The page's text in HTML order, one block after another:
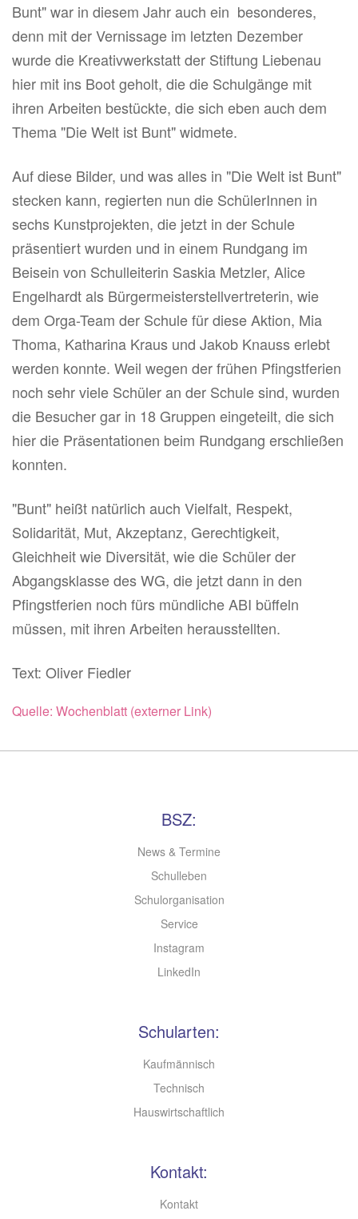
Bunt" war in diesem Jahr auch ein besonderes,
denn mit der Vernissage im letzten Dezember
wurde die Kreativwerkstatt der Stiftung Liebenau
hier mit ins Boot geholt, die die Schulgänge mit
ihren Arbeiten bestückte, die sich eben auch dem
Thema "Die Welt ist Bunt" widmete.
Auf diese Bilder, und was alles in "Die Welt ist Bunt"
stecken kann, regierten nun die SchülerInnen in
sechs Kunstprojekten, die jetzt in der Schule
präsentiert wurden und in einem Rundgang im
Beisein von Schulleiterin Saskia Metzler, Alice
Engelhardt als Bürgermeisterstellvertreterin, wie
dem Orga-Team der Schule für diese Aktion, Mia
Thoma, Katharina Kraus und Jakob Knauss erlebt
werden konnte. Weil wegen der frühen Pfingstferien
noch sehr viele Schüler an der Schule sind, wurden
die Besucher gar in 18 Gruppen eingeteilt, die sich
hier die Präsentationen beim Rundgang erschließen
konnten.
"Bunt" heißt natürlich auch Vielfalt, Respekt,
Solidarität, Mut, Akzeptanz, Gerechtigkeit,
Gleichheit wie Diversität, wie die Schüler der
Abgangsklasse des WG, die jetzt dann in den
Pfingstferien noch fürs mündliche ABI büffeln
müssen, mit ihren Arbeiten herausstellten.
Text: Oliver Fiedler
Quelle: Wochenblatt (externer Link)
BSZ:
News & Termine
Schulleben
Schulorganisation
Service
Instagram
LinkedIn
Schularten:
Kaufmännisch
Technisch
Hauswirtschaftlich
Kontakt:
Kontakt